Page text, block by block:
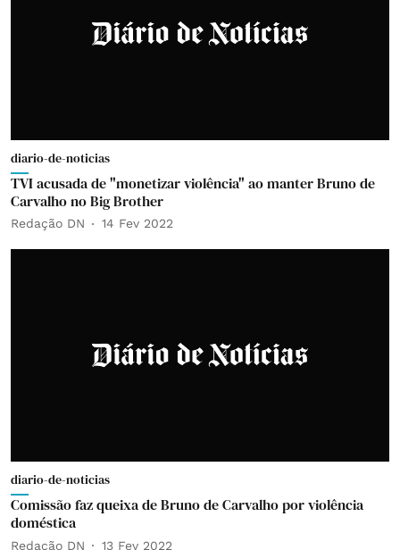
diario-de-noticias
TVI acusada de "monetizar violência" ao manter Bruno de
Carvalho no Big Brother
Redação DN 14 Fev 2022
diario-de-noticias
Comissão faz queixa de Bruno de Carvalho por violência
doméstica
Redação DN 13 Fev 2022